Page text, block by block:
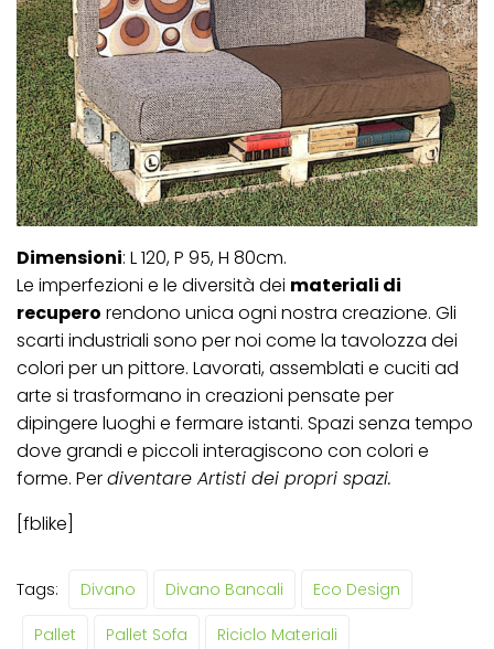
Dimensioni: L 120, P 95, H 80cm.
Le imperfezioni e le diversità dei materiali di
recupero rendono unica ogni nostra creazione. Gli
scarti industriali sono per noi come la tavolozza dei
colori per un pittore. Lavorati, assemblati e cuciti ad
arte si trasformano in creazioni pensate per
dipingere luoghi e fermare istanti. Spazi senza tempo
dove grandi e piccoli interagiscono con colori e
forme. Perdiventare Artisti dei propri spazi.
[fblike]
Tags: Divano Divano Bancali Eco Design
Pallet Pallet Sofa Riciclo Materiali